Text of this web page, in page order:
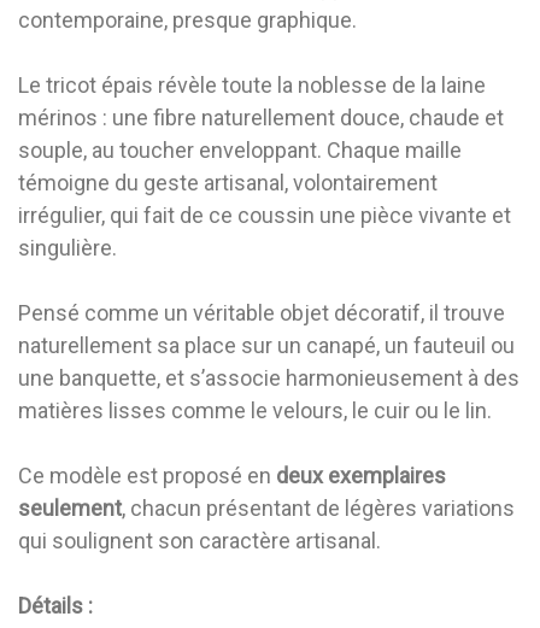
contemporaine, presque graphique.
Le tricot épais révèle toute la noblesse de la laine
mérinos : une fibre naturellement douce, chaude et
souple, au toucher enveloppant. Chaque maille
témoigne du geste artisanal, volontairement
irrégulier, qui fait de ce coussin une pièce vivante et
singulière.
Pensé comme un véritable objet décoratif, il trouve
naturellement sa place sur un canapé, un fauteuil ou
une banquette, et s’associe harmonieusement à des
matières lisses comme le velours, le cuir ou le lin.
Ce modèle est proposé en deux exemplaires
seulement, chacun présentant de légères variations
qui soulignent son caractère artisanal.
Détails :